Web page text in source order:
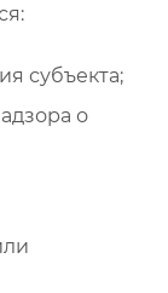
субъекта;
о